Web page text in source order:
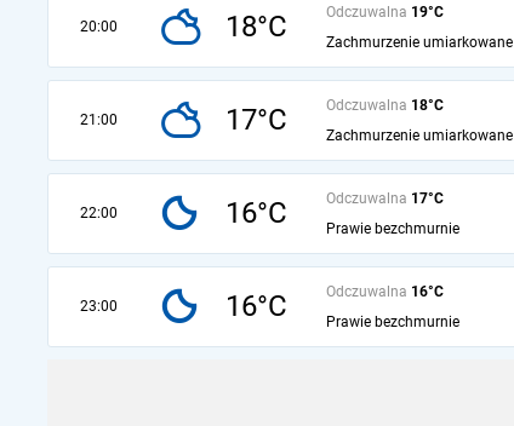
20:00 18°C Odczuwalna 19°C
Zachmurzenie umiarkowane
21:00 17°C Odczuwalna 18°C
Zachmurzenie umiarkowane
22:00 16°C Odczuwalna 17°C
Prawie bezchmurnie
23:00 16°C Odczuwalna 16°C
Prawie bezchmurnie